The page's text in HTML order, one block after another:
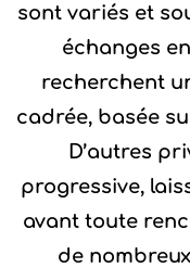
sont variés et
échanges
recherchent
cadrée, basée
D’autres
progressive,
avant toute
de